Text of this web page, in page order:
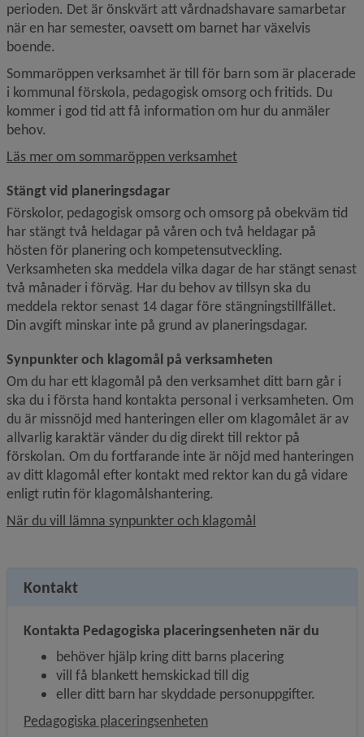
perioden. Det är önskvärt att vårdnadshavare samarbetar
när en har semester, oavsett om barnet har växelvis
boende.
Sommaröppen verksamhet är till för barn som är placerade
i kommunal förskola, pedagogisk omsorg och fritids. Du
kommer i god tid att få information om hur du anmäler
behov.
Läs mer om sommaröppen verksamhet
Stängt vid planeringsdagar
Förskolor, pedagogisk omsorg och omsorg på obekväm tid
har stängt två heldagar på våren och två heldagar på
hösten för planering och kompetensutveckling.
Verksamheten ska meddela vilka dagar de har stängt senast
två månader i förväg. Har du behov av tillsyn ska du
meddela rektor senast 14 dagar före stängnings­tillfället.
Din avgift minskar inte på grund av planeringsdagar.
Synpunkter och klagomål på verksamheten
Om du har ett klagomål på den verksamhet ditt barn går i
ska du i första hand kontakta personal i verksamheten. Om
du är missnöjd med hanteringen eller om klagomålet är av
allvarlig karaktär vänder du dig direkt till rektor på
förskolan. Om du fortfarande inte är nöjd med hanteringen
av ditt klagomål efter kontakt med rektor kan du gå vidare
enligt rutin för klagomålshantering.
När du vill lämna synpunkter och klagomål
Kontakt
Kontakta Pedagogiska placeringsenheten när du
behöver hjälp kring ditt barns placering
vill få blankett hemskickad till dig
eller ditt barn har skyddade personuppgifter.
Pedagogiska placeringsenheten